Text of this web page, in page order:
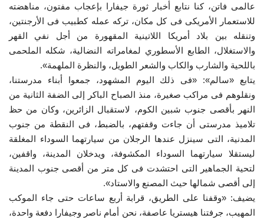
عالمى فاتن، كنا نتابع أخبار ثورة جيفارا بإعجاب مفتون، مناهضته
للاستعمار الأمريكى فى كل مكان، تركه عمله كطبيب فى الأرجنتين،
وتنقله بين بلاد أمريكا اللاتينية المقهورة من أجل نفي القهر
والاستغلال، الطابع الأسطوري لمغامراته النضالية، شكله الملحمى
باللحية والشارب والكاب والشعر الطويل، والنظرة الملهمة».
يتابع «سالم»: «فى ذلك اليوم المشهود، جمعوا أبناء مدرستنا،
ونقلوهم فى مراكب صغيرة، منذ الصباح الباكر إلى الضفة الثانية من
النهر بأقصى جنوب شبين الكوم، لاستقبال الزائرين، وكان من حظ
تلاميذ مدرستى أن جاءت وقفتهم، بالضبط، فى النقطة من جنوب
المدنية، التى سينزل عندها الرجلان من سيارتهما السوداء المغلقة
ليستقلا سيارتهما السوداء المكشوفة، ويدخلان المدينة، واقفين،
لتحية الجماهير التى احتشدت فى كل متر من أقصى جنوب المدينة
إلى أقصى شمالها حيث المصنع والاستاد».
يضيف: «وقفنا على الطريق، قرابة أربع ساعات حتى جاء الموكب
المهيب، جرفتنا هيستريا عاصفة، نحن أمام ناصر وجيفارا دفعة واحدة،